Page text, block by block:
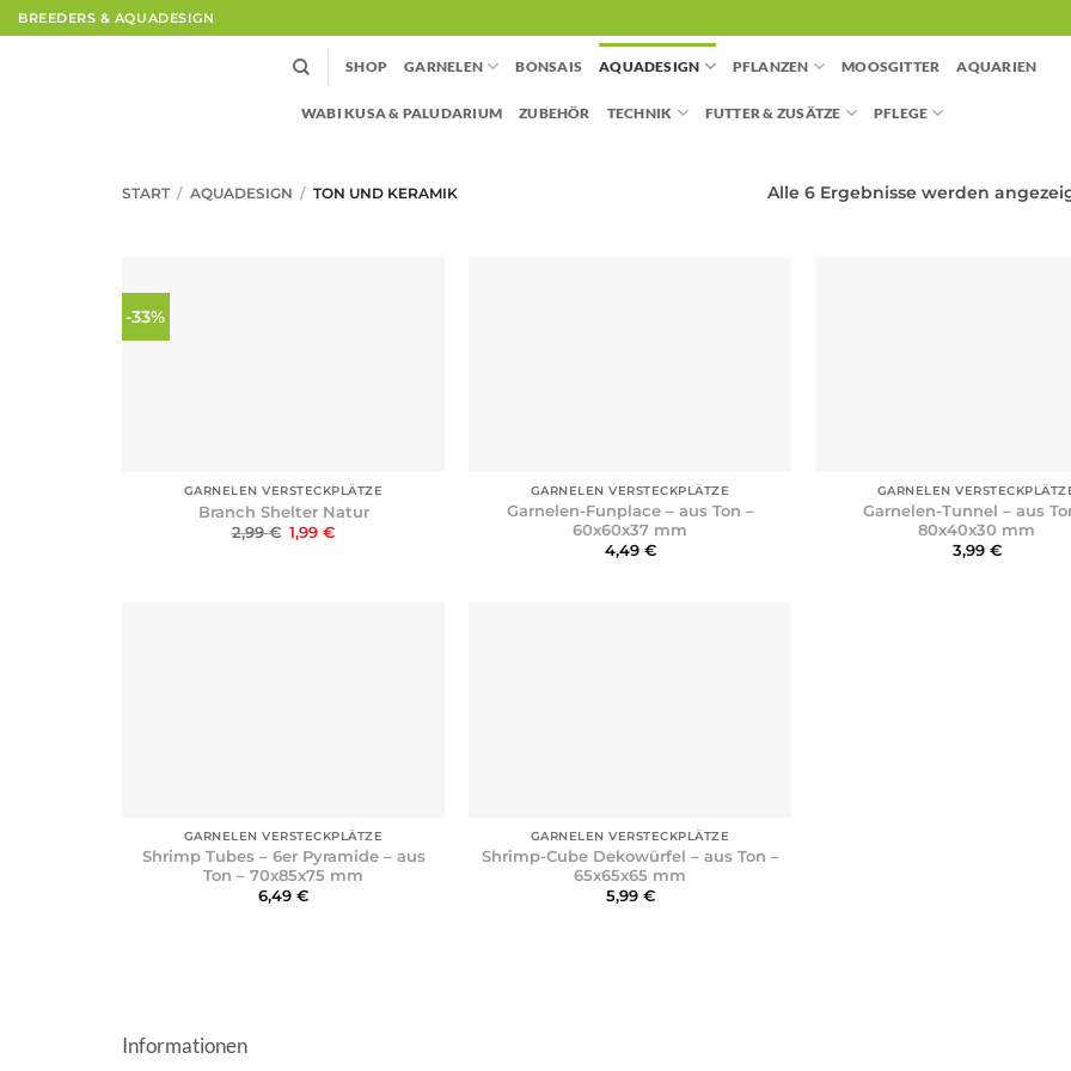
Zum
Inhalt
BREEDERS & AQUADESIGN
SHOP GARNELEN BONSAIS AQUADESIGN PFLANZEN MOOSGITTER AQUARIEN
WABI KUSA & PALUDARIUM ZUBEHÖR TECHNIK FUTTER & ZUSÄTZE PFLEGE
START / AQUADESIGN / TON UND KERAMIK Alle 6 Ergebnisse werden
-33%
GARNELEN VERSTECKPLÄTZE
Branch Shelter Natur
2,99€ Ursprünglicher
Preis
1,99€Aktueller
GARNELEN VERSTECKPLÄTZE
Garnelen-Funplace – aus Ton –
60x60x37 mm
4,49 €
GARNELEN
Garnelen-Tunnel – aus
80x40x30 mm
3,99 €
GARNELEN VERSTECKPLÄTZE
Shrimp Tubes – 6er Pyramide – aus
Ton – 70x85x75 mm
6,49 €
GARNELEN VERSTECKPLÄTZE
Shrimp-Cube Dekowürfel – aus Ton –
65x65x65 mm
5,99 €
Informationen